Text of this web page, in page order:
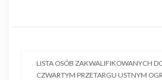
LISTA OSÓB ZAKWALIFIKOWANYCH
CZWARTYM PRZETARGU USTNYM